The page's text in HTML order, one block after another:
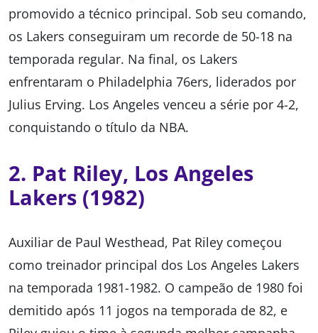
promovido a técnico principal. Sob seu comando,
os Lakers conseguiram um recorde de 50-18 na
temporada regular. Na final, os Lakers
enfrentaram o Philadelphia 76ers, liderados por
Julius Erving. Los Angeles venceu a série por 4-2,
conquistando o título da NBA.
2. Pat Riley, Los Angeles
Lakers (1982)
Auxiliar de Paul Westhead, Pat Riley começou
como treinador principal dos Los Angeles Lakers
na temporada 1981-1982. O campeão de 1980 foi
demitido após 11 jogos na temporada de 82, e